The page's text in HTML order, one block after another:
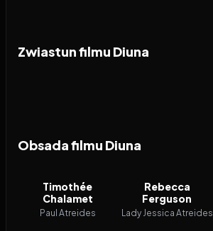
Zwiastun filmu Diuna
Obsada filmu Diuna
Timothée
Chalamet
Paul Atreides
Rebecca
Ferguson
Lady Jessica Atreides